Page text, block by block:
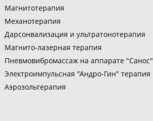
Магнитотерапия
Механотерапия
Дарсонвализация и ультратонотерапия
Магнито-лазерная терапия
Пневмовибромассаж на аппарате "Санос"
Электроимпульсная "Андро-Гин" терапия
Аэрозольтерапия